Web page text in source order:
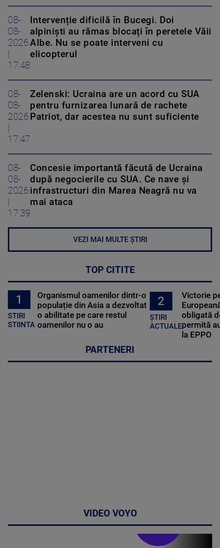
08-
08-
2026
17:48
Intervenție dificilă în Bucegi. Doi
alpiniști au rămas blocați în peretele Văii
Albe. Nu se poate interveni cu
elicopterul
08-
08-
2026
17:47
Zelenski: Ucraina are un acord cu SUA
pentru furnizarea lunară de rachete
Patriot, dar acestea nu sunt suficiente
08-
08-
2026
17:39
Concesie importantă făcută de Ucraina
după negocierile cu SUA. Ce nave şi
infrastructuri din Marea Neagră nu va
mai ataca
VEZI MAI MULTE ȘTIRI
TOP CITITE
1
STIRI
STIINTA
Organismul oamenilor dintr-o
populație din Asia a dezvoltat
o abilitate pe care restul
oamenilor nu o au
2
ȘTIRI
ACTUALE
Victorie
obligată
permită
la EPPO
PARTENERI
VIDEO VOYO